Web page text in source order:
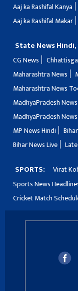
Aaj ka Rashifal Kanya
Aaj ka Rashifal Makar
State News Hindi,
CG News
Maharashtra News
Maharashtra News
MadhyaPradesh News
MadhyaPradesh
MP News Hindi
Bihar News Live
SPORTS: Virat
Sports News
Cricket Match